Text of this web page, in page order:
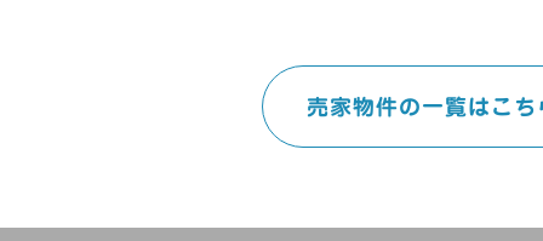
売家物件の一覧はこち